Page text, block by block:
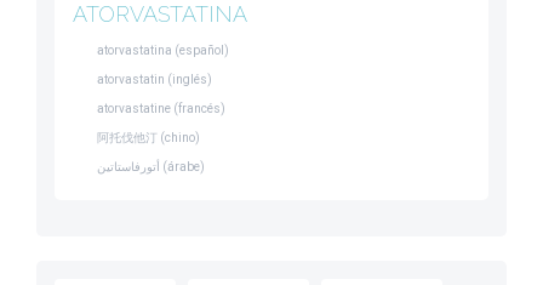
ATORVASTATINA
atorvastatina (español)
atorvastatin (inglés)
atorvastatine (francés)
阿托伐他汀 (chino)
أتورفاستاتين (árabe)